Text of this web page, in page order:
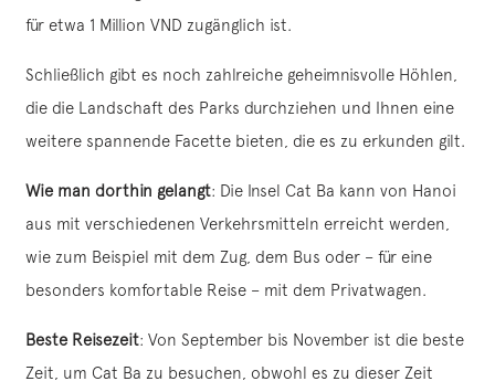
für etwa 1 Million VND zugänglich ist.
Schließlich gibt es noch zahlreiche geheimnisvolle Höhlen,
die die Landschaft des Parks durchziehen und Ihnen eine
weitere spannende Facette bieten, die es zu erkunden gilt.
Wie man dorthin gelangt: Die Insel Cat Ba kann von Hanoi
aus mit verschiedenen Verkehrsmitteln erreicht werden,
wie zum Beispiel mit dem Zug, dem Bus oder – für eine
besonders komfortable Reise – mit dem Privatwagen.
Beste Reisezeit: Von September bis November ist die beste
Zeit, um Cat Ba zu besuchen, obwohl es zu dieser Zeit